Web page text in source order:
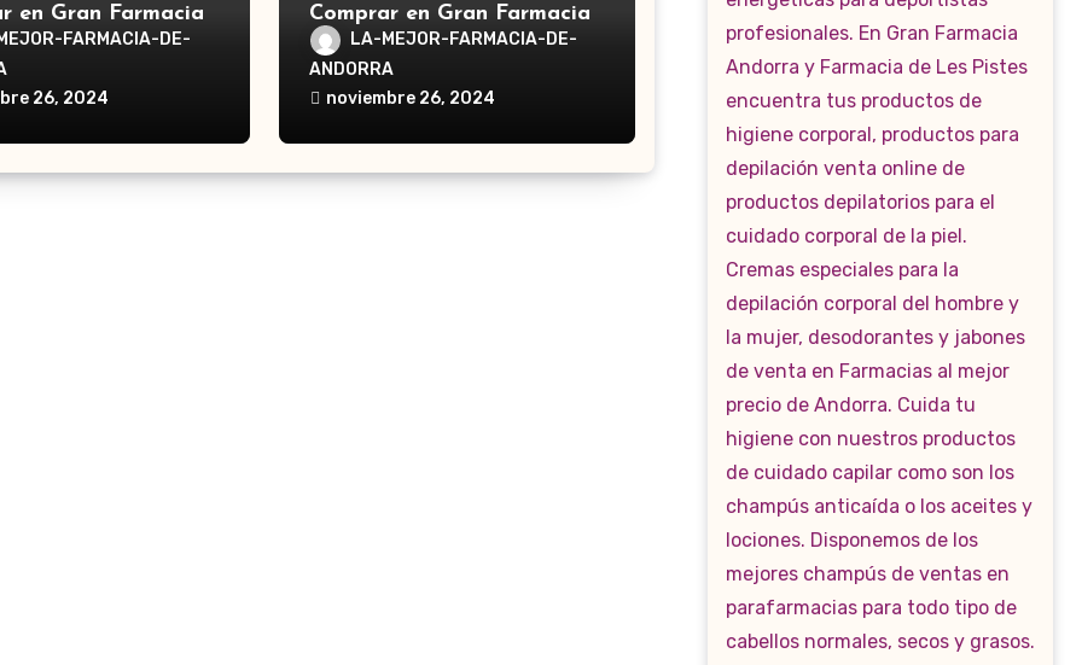
en Gran Farmacia
Waterpik®
Traveler WP-300
FARMACIA-DE-
26, 2024
Comprar en Gran Farmacia
Andorra Waterpik®
Irrigador Ultra Plus WP-160
LA-MEJOR-FARMACIA-DE-
ANDORRA
noviembre 26, 2024